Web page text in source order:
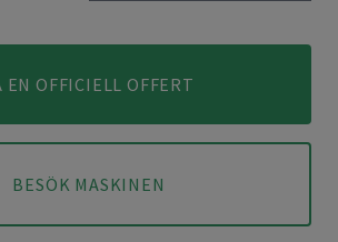
EN OFFICIELL OFFERT
BESÖK MASKINEN